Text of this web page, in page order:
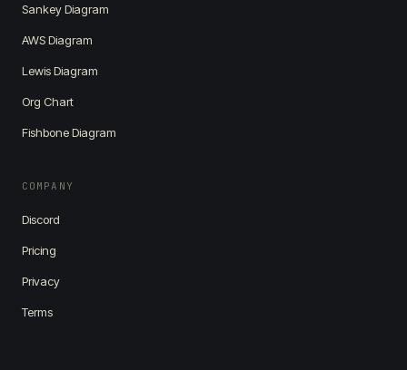
Sankey Diagram
AWS Diagram
Lewis Diagram
Org Chart
Fishbone Diagram
COMPANY
Discord
Pricing
Privacy
Terms